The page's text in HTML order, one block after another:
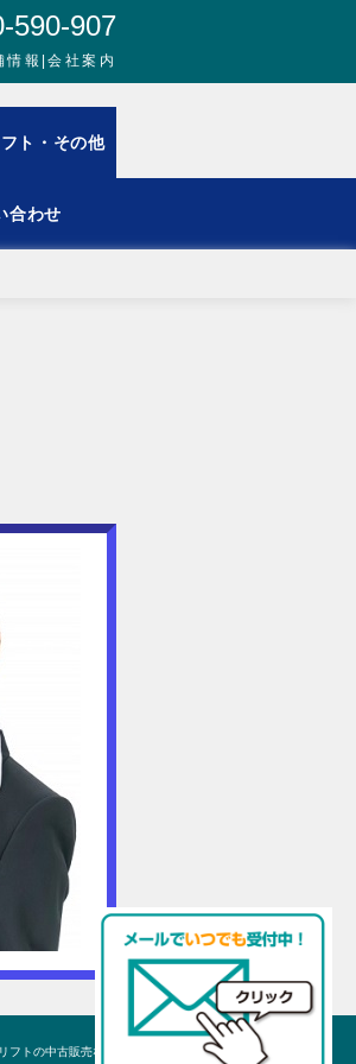
590-907
情報 |会社案内
ト・その他
合わせ
フトの中古販売なら